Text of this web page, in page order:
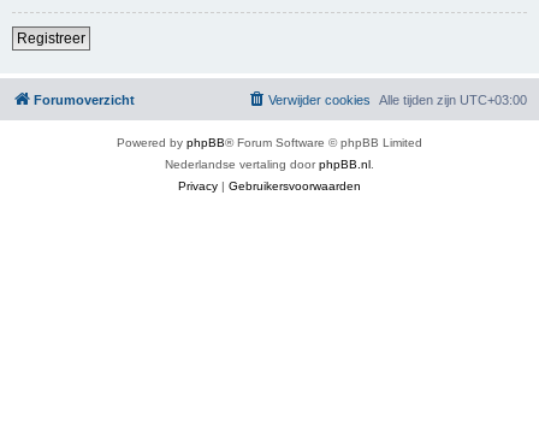
Registreer
Forumoverzicht Alle tijden zijn UTC+03:00
Verwijder cookies
Powered by phpBB® Forum Software © phpBB Limited
Nederlandse vertaling doorphpBB.nl
Privacy | Gebruikersvoorwaarden